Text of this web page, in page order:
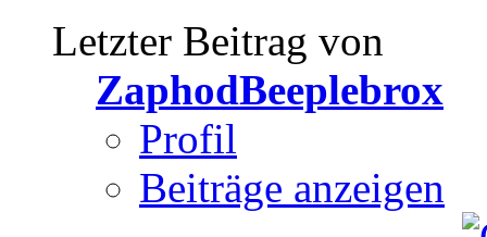
Letzter Beitrag von
ZaphodBeeplebrox
Profil
Beiträge anzeigen